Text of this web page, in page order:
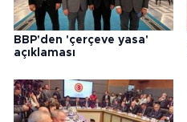
BBP'den 'çerçeve yasa'
açıklaması